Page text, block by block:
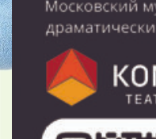
невероятными
Конечно же Вы
Чеширским котом,
Красной королевой и
сказки, но самое
задорными танцами и